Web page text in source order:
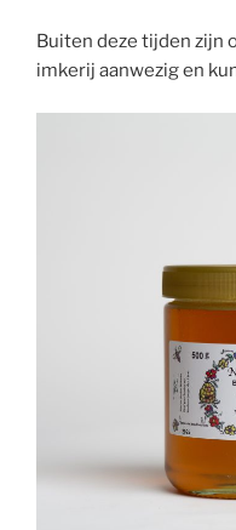
Buiten deze tijden zijn
imkerij aanwezig en